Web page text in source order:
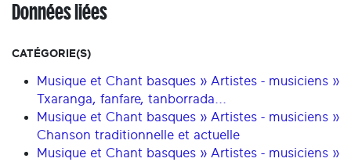
Données liées
CATÉGORIE(S)
Musique et Chant basques » Artistes - musiciens »
Txaranga, fanfare, tanborrada...
Musique et Chant basques » Artistes - musiciens »
Chanson traditionnelle et actuelle
Musique et Chant basques » Artistes - musiciens »